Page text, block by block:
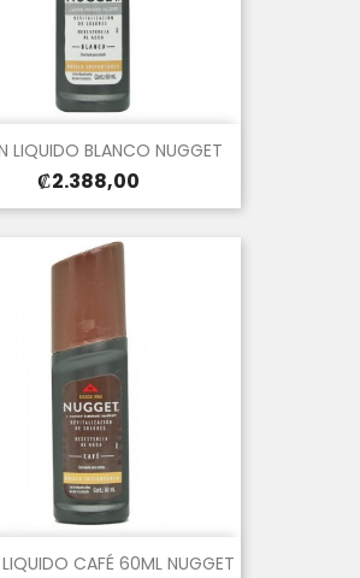
LIQUIDO BLANCO NUGGET
Precio
₡2.388,00
LIQUIDO CAFÉ 60ML NUGGET